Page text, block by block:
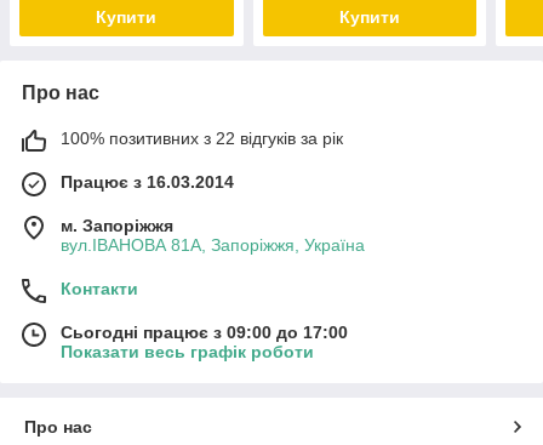
Купити Купити
Про нас
100% позитивних з 22 відгуків за рік
Працює з 16.03.2014
м. Запоріжжя
вул.ІВАНОВА 81А, Запоріжжя, Україна
Контакти
Сьогодні працює з 09:00 до 17:00
Показати весь графік роботи
Про нас